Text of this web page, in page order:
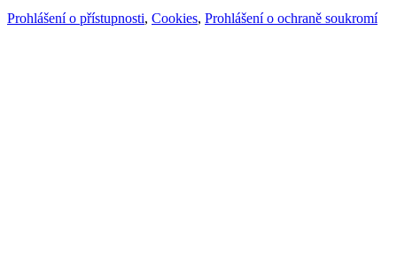
Prohlášení o přístupnosti, Cookies, Prohlášení o ochraně soukromí